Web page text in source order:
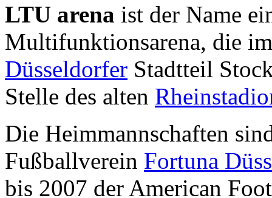
LTU arena ist der Name
Multifunktionsarena, die im
Düsseldorfer Stadtteil
Stelle des alten
Die Heimmannschaften
Fußballverein Fortuna
bis 2007 der American